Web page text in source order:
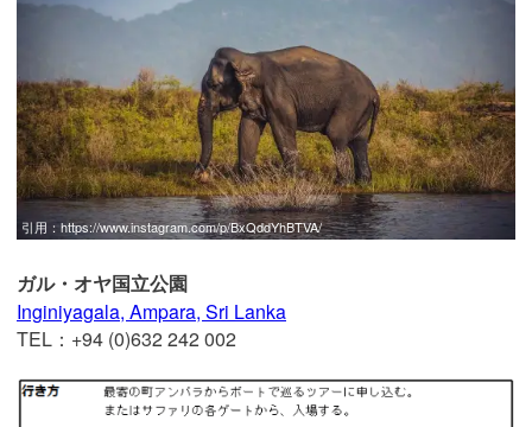
引用：https://www.instagram.com/p/BxQddYhBTVA/
ガル・オヤ国立公園
Inginiyagala, Ampara, Sri Lanka
TEL：+94 (0)632 242 002